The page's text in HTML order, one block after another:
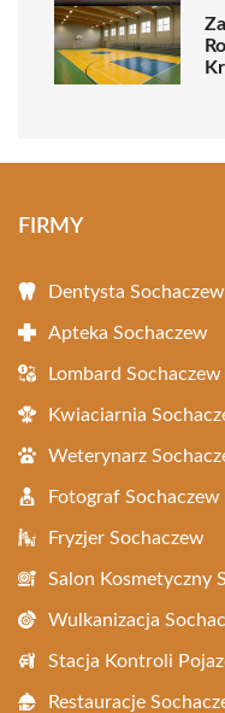
FIRMY
Dentysta Sochaczew
Apteka Sochaczew
Lombard Sochaczew
Kwiaciarnia
Weterynarz
Fotograf Sochaczew
Fryzjer Sochaczew
Salon Kosmetyczny
Wulkanizacja
Stacja Kontroli
Restauracje